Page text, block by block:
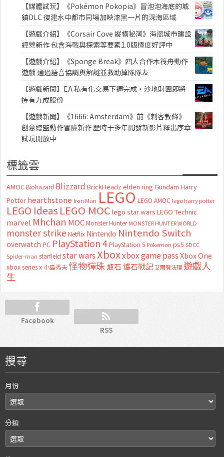
【媒體試玩】《Pokémon Pokopia》冒泡泡海底的城
鎮DLC 復建水中都市同場加映漆黑一片的深海區域
【遊戲介紹】《Corsair Cove 縱橫秘灣》海盜城市建設
經營新作 包含海戰與探索等要素1.0版極度好評中
【遊戲介紹】《Sponge Break》四人合作木筏舟動作
遊戲 通過語音協調與解謎並救助掉隊隊友
【遊戲新聞】EA 私有化交易下週完成・沙地財團即將
持有九成股份
【遊戲新聞】《1666: Amsterdam》前《刺客教條》
創意總監動作冒險新作 歷時十多年開發新影片釋出序章
試玩開放中
標籤雲
AMOC Biohazard Blizzard BrickHeadz elden ring Gundam Harry
Potter hearthstone Iron Man LEGO LEGO AMOC lego harry potter
LEGO Ideas LEGO MOC lego star wars LEGO Technic
marvel Mhchan MOC Monster Hunter MONSTER HUNTER WORLD
monster strike Netflix Nintendo Nintendo Switch
overwatch PC PlayStation 4 PlayStation 5 Pokemon ps5 SDCC
Spider-man starfield star warsXboxxbox game passXbox One
xbox series x 小島秀夫怪物彈珠 爐石 爐石戰記艾爾登法環 遊戲人
生
Facebook
RSS
搜尋
月份
分類